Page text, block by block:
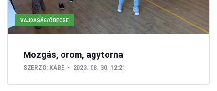
VAJDASÁG/ÓBECSE
Mozgás, öröm, agytorna
SZERZŐ: KÁBÉ 2023. 08. 30. 12:21